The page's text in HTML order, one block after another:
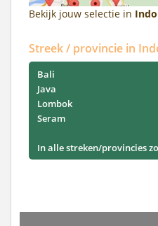
Bekijk jouw selectie in
Streek / provincie in
Bali
Java
Lombok
Seram
In alle streken/provincies